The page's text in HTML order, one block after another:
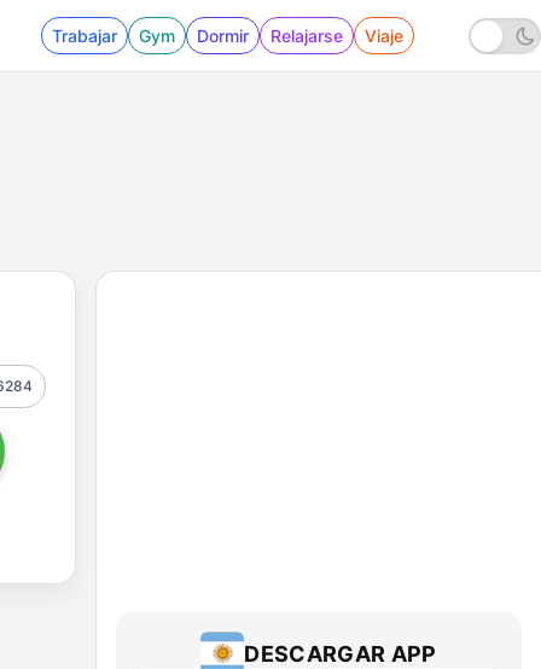
Trabajar Gym Dormir Relajarse Viaje
DESCARGAR APP